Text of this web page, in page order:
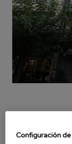
VIVIENDAS
LIMPIEZA DE
ASCENSORES
Configuración